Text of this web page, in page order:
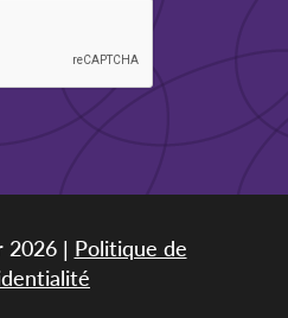
2026 | Politique de